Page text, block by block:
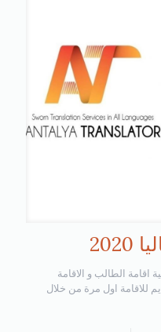
اقامة الطالب و الاقامة
للاقامة اول مرة من خلال